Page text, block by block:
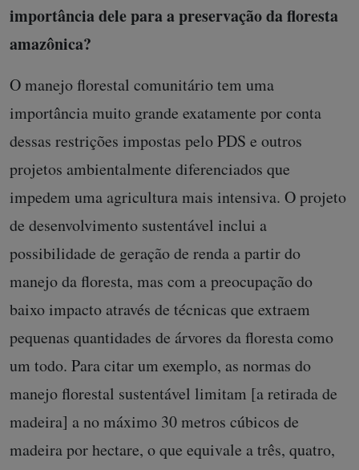
importância dele para a preservação da floresta
amazônica?
O manejo florestal comunitário tem uma
importância muito grande exatamente por conta
dessas restrições impostas pelo PDS e outros
projetos ambientalmente diferenciados que
impedem uma agricultura mais intensiva. O projeto
de desenvolvimento sustentável inclui a
possibilidade de geração de renda a partir do
manejo da floresta, mas com a preocupação do
baixo impacto através de técnicas que extraem
pequenas quantidades de árvores da floresta como
um todo. Para citar um exemplo, as normas do
manejo florestal sustentável limitam [a retirada de
madeira] a no máximo 30 metros cúbicos de
madeira por hectare, o que equivale a três, quatro,